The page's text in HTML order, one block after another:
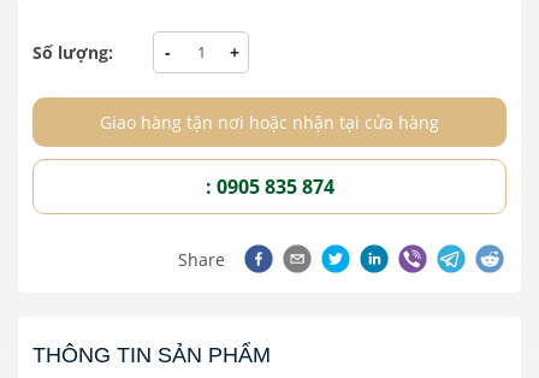
Số lượng: - +
Giao hàng tận nơi hoặc nhận tại cửa hàng
: 0905 835 874
Share
THÔNG TIN SẢN PHẨM